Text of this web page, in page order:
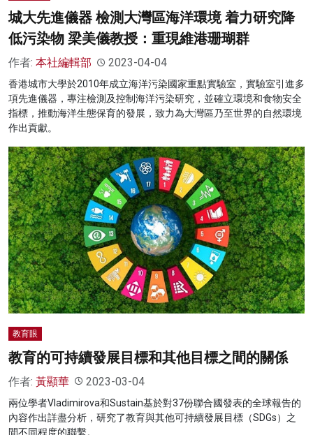
城大先進儀器 檢測大灣區海洋環境 着力研究降
低污染物 梁美儀教授：重現維港珊瑚群
作者: 本社編輯部 2023-04-04
香港城市大學於2010年成立海洋污染國家重點實驗室，實驗室引進多
項先進儀器，專注檢測及控制海洋污染研究，並確立環境和食物安全
指標，推動海洋生態保育的發展，致力為大灣區乃至世界的自然環境
作出貢獻。
教育眼
教育的可持續發展目標和其他目標之間的關係
作者: 黃顯華 2023-03-04
兩位學者Vladimirova和Sustain基於對37份聯合國發表的全球報告的
內容作出詳盡分析，研究了教育與其他可持續發展目標（SDGs）之
間不同程度的聯繫。